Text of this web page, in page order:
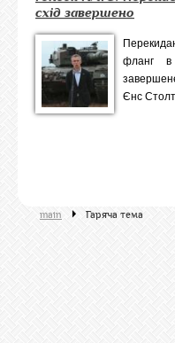
схід завершено
фланг в
Єнс
main Гаряча тема